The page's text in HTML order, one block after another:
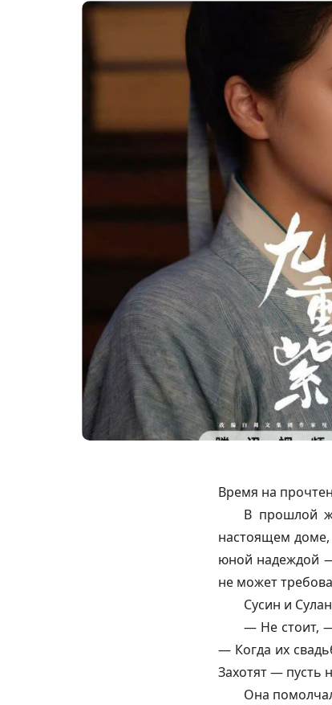
Время на
В прошлой
настоящем доме,
юной надеждой
не может
Сусин и
— Не стоит,
— Когда их
Захотят — пусть
Она